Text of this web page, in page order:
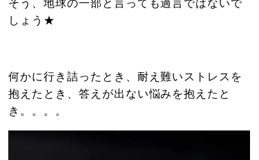
そう、地球の一部と言っても過言ではないで
しょう★
何かに行き詰ったとき、耐え難いストレスを
抱えたとき、答えが出ない悩みを抱えたと
き。。。。